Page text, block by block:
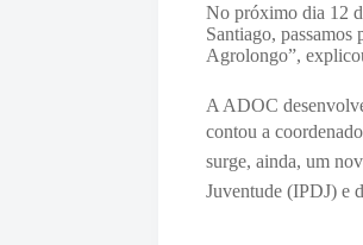
No próximo dia 12
Santiago,
Agrolongo”,
A ADOC
contou a
surge, ainda, um
Juventude (IPDJ) e